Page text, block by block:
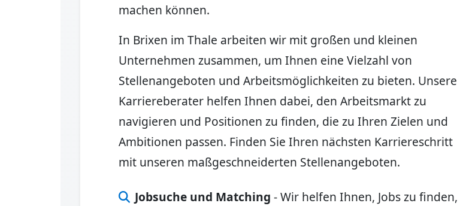
machen können.
In Brixen im Thale arbeiten wir mit großen und kleinen
Unternehmen zusammen, um Ihnen eine Vielzahl von
Stellenangeboten und Arbeitsmöglichkeiten zu bieten. Unsere
Karriereberater helfen Ihnen dabei, den Arbeitsmarkt zu
navigieren und Positionen zu finden, die zu Ihren Zielen und
Ambitionen passen. Finden Sie Ihren nächsten Karriereschritt
mit unseren maßgeschneiderten Stellenangeboten.
Jobsuche und Matching - Wir helfen Ihnen, Jobs zu finden,